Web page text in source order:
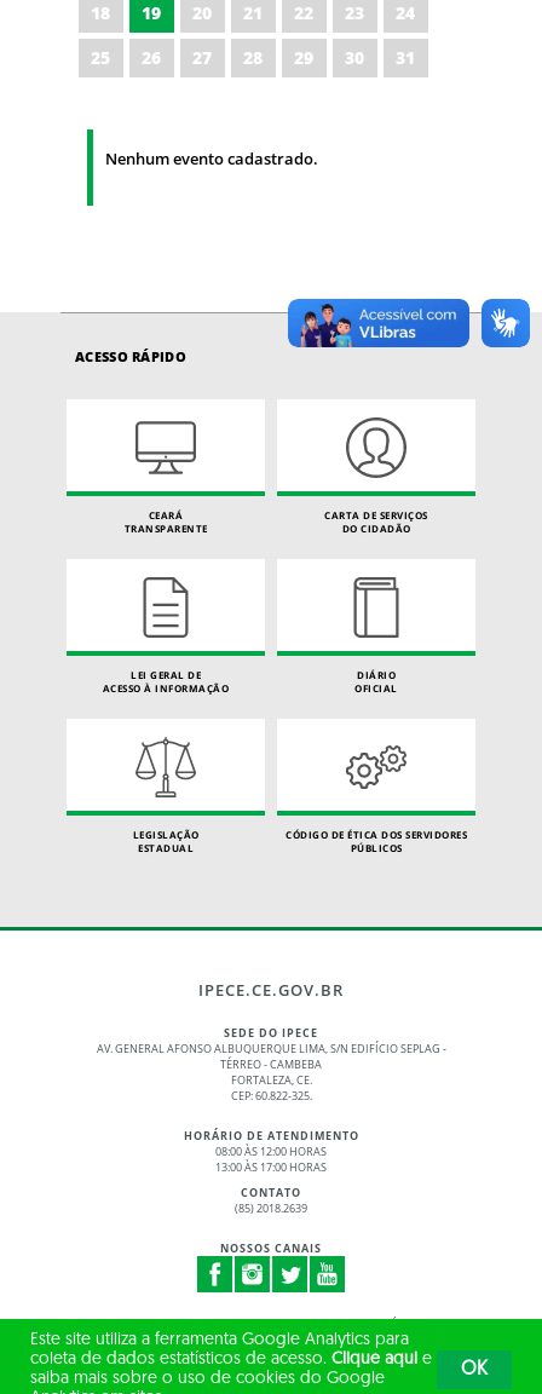
18
19 20 21 22 23
24
25
26 27 28 29 30 31
Nenhum evento cadastrado.
ACESSO RÁPIDO
CEARÁ
TRANSPARENTE
CARTA DE SERVIÇOS
DO CIDADÃO
LEI GERAL DE
ACESSO À INFORMAÇÃO
DIÁRIO
OFICIAL
LEGISLAÇÃO
ESTADUAL
CÓDIGO DE ÉTICA DOS SERVIDORES
PÚBLICOS
IPECE.CE.GOV.BR
SEDE DO IPECE
AV. GENERAL AFONSO ALBUQUERQUE LIMA, S/N EDIFÍCIO SEPLAG -
TÉRREO - CAMBEBA
FORTALEZA, CE.
CEP: 60.822-325.
HORÁRIO DE ATENDIMENTO
08:00 ÀS 12:00 HORAS
13:00 ÀS 17:00 HORAS
CONTATO
(85) 2018.2639
NOSSOS CANAIS
© 2017 - 2026 – GOVERNO DO ESTADO DO CEARÁ
TODOS OS DIREITOS RESERVADOS
Este site utiliza a ferramenta Google Analytics para
coleta de dados estatísticos de acesso. Clique aqui e
saiba mais sobre o uso de cookies do Google
OK